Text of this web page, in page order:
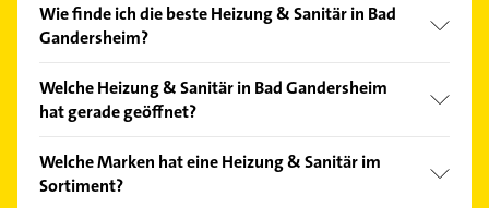
Wie finde ich die beste Heizung & Sanitär in Bad
Gandersheim?
Kundenmeinungen und profitieren Sie von den
Empfehlungen. Die Suchergebnisse können Sie sich
Welche Heizung & Sanitär in Bad Gandersheim
hat gerade geöffnet?
Bitte beachten Sie, dass diese an Sonn- und
Feiertagen abweichen können.
Welche Marken hat eine Heizung & Sanitär im
Sortiment?